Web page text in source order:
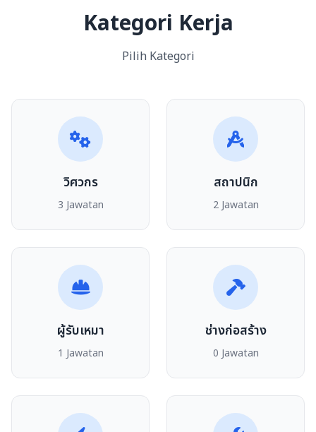
Kategori Kerja
Pilih Kategori
วิศวกร
3 Jawatan
สถาปนิก
2 Jawatan
ผู้รับเหมา
1 Jawatan
ช่างก่อสร้าง
0 Jawatan